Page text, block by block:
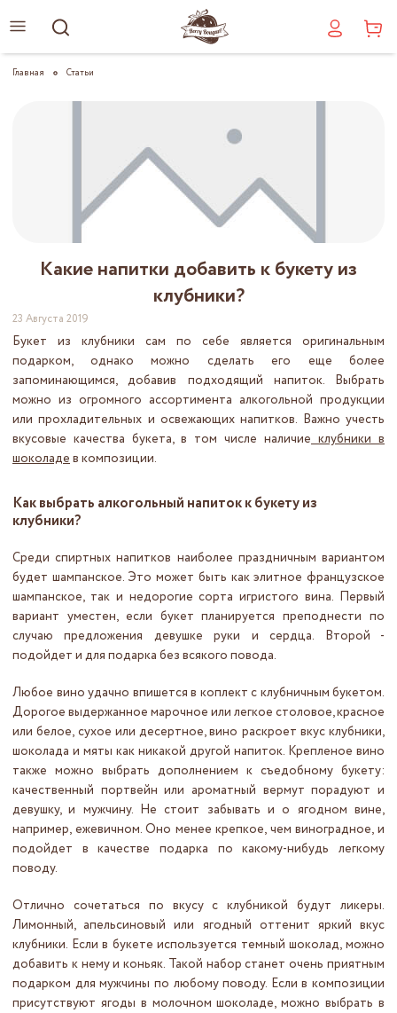
Главная Статьи
Какие напитки добавить к букету из
клубники?
23 Августа 2019
Букет из клубники сам по себе является оригинальным
подарком, однако можно сделать его еще более
запоминающимся, добавив подходящий напиток. Выбрать
можно из огромного ассортимента алкогольной продукции
или прохладительных и освежающих напитков. Важно учесть
вкусовые качества букета, в том числе наличиеклубники в
шоколадев композиции.
Как выбрать алкогольный напиток к букету из
клубники?
Среди спиртных напитков наиболее праздничным вариантом
будет шампанское. Это может быть как элитное французское
шампанское, так и недорогие сорта игристого вина. Первый
вариант уместен, если букет планируется преподнести по
случаю предложения девушке руки и сердца. Второй -
подойдет и для подарка без всякого повода.
Любое вино удачно впишется в коплект с клубничным букетом.
Дорогое выдержанное марочное или легкое столовое, красное
или белое, сухое или десертное, вино раскроет вкус клубники,
шоколада и мяты как никакой другой напиток. Крепленое вино
также можно выбрать дополнением к съедобному букету:
качественный портвейн или ароматный вермут порадуют и
девушку, и мужчину. Не стоит забывать и о ягодном вине,
например, ежевичном. Оно менее крепкое, чем виноградное, и
подойдет в качестве подарка по какому-нибудь легкому
поводу.
Отлично сочетаться по вкусу с клубникой будут ликеры.
Лимонный, апельсиновый или ягодный оттенит яркий вкус
клубники. Если в букете используется темный шоколад, можно
добавить к нему и коньяк. Такой набор станет очень приятным
подарком для мужчины по любому поводу. Если в композиции
присутствуют ягоды в молочном шоколаде, можно выбрать в